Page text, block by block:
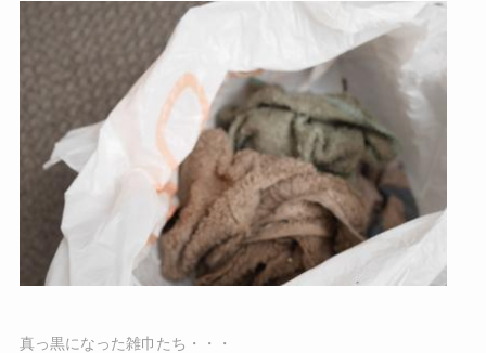
真っ黒になった雑巾たち・・・